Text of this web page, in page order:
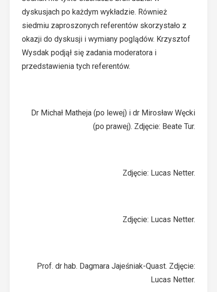
dyskusjach po każdym wykładzie. Również
siedmiu zaproszonych referentów skorzystało z
okazji do dyskusji i wymiany poglądów. Krzysztof
Wysdak podjął się zadania moderatora i
przedstawienia tych referentów.
Dr Michał Matheja (po lewej) i dr Mirosław Węcki
(po prawej). Zdjęcie: Beate Tur.
Zdjęcie: Lucas Netter.
Zdjęcie: Lucas Netter.
Prof. dr hab. Dagmara Jajeśniak-Quast. Zdjęcie:
Lucas Netter.